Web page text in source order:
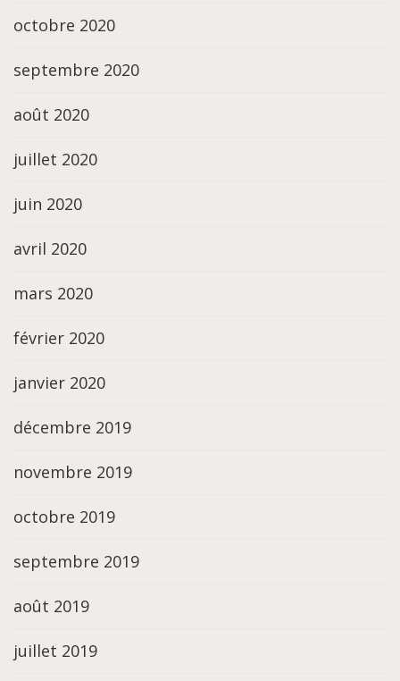
octobre 2020
septembre 2020
août 2020
juillet 2020
juin 2020
avril 2020
mars 2020
février 2020
janvier 2020
décembre 2019
novembre 2019
octobre 2019
septembre 2019
août 2019
juillet 2019